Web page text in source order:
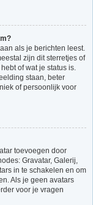
als je berichten leest.
zijn dit sterretjes of
of wat je status is.
staan, beter
of persoonlijk voor
toevoegen door
Gravatar, Galerij,
in te schakelen en om
Als je geen avatars
voor je vragen